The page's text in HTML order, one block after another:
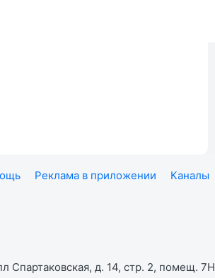
Реклама в приложении Каналы
Спартаковская, д. 14, стр. 2, помещ. 7Н